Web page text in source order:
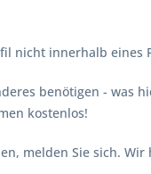
nicht innerhalb
benötigen -
kostenlos!
melden Sie sich.